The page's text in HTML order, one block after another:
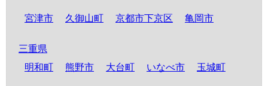
宮津市 久御山町 京都市下京区 亀岡市
三重県
明和町
熊野市 大台町 いなべ市 玉城町